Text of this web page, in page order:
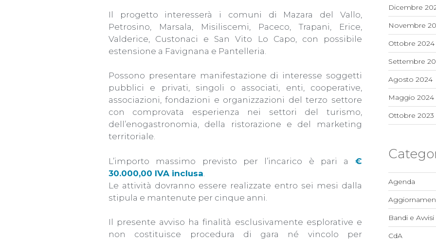
Il progetto interesserà i comuni di Mazara del Vallo,
Petrosino, Marsala, Misiliscemi, Paceco, Trapani, Erice,
Valderice, Custonaci e San Vito Lo Capo, con possibile
estensione a Favignana e Pantelleria.
Possono presentare manifestazione di interesse soggetti
pubblici e privati, singoli o associati, enti, cooperative,
associazioni, fondazioni e organizzazioni del terzo settore
con comprovata esperienza nei settori del turismo,
dell’enogastronomia, della ristorazione e del marketing
territoriale.
L’importo massimo previsto per l’incarico è pari a €
30.000,00 IVA inclusa
Le attività dovranno essere realizzate entro sei mesi dalla
stipula e mantenute per cinque anni.
Il presente avviso ha finalità esclusivamente esplorative e
non costituisce procedura di gara né vincolo per
Dicembre
Novembre
Ottobre 2024
Settembre
Agosto 2024
Maggio 2024
Ottobre 2023
Agenda
Bandi e Avvisi
CdA